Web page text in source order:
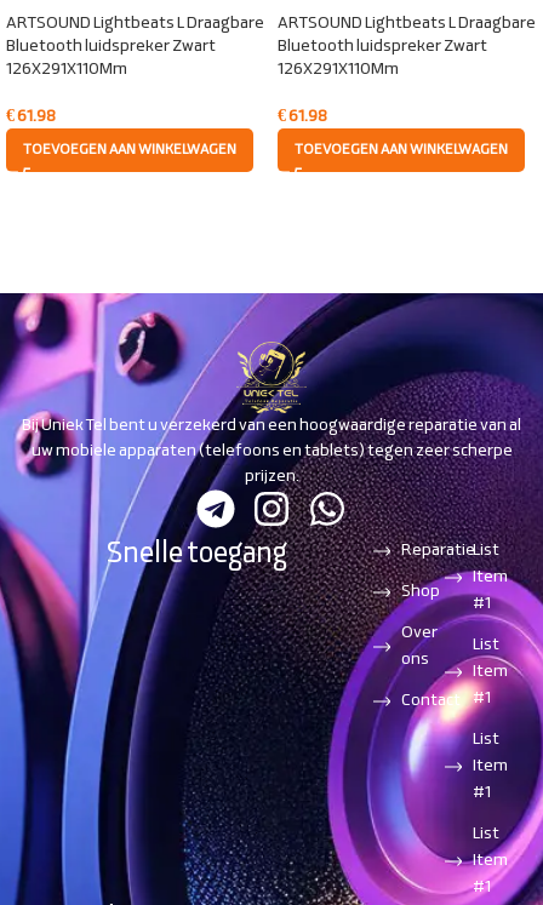
ARTSOUND Lightbeats L Draagbare
Bluetooth luidspreker Zwart
126X291X110Mm
€61.98
TOEVOEGEN AAN WINKELWAGEN
ARTSOUND Lightbeats L Draagbare
Bluetooth luidspreker Zwart
126X291X110Mm
€61.98
TOEVOEGEN AAN WINKELWAGEN
Bij Uniek Tel bent u verzekerd van een hoogwaardige reparatie van al
uw mobiele apparaten (telefoons en tablets) tegen zeer scherpe
prijzen.
Snelle toegang
Reparatie
Shop
Over
ons
Contact
List
Item
#1
List
Item
#1
List
Item
#1
List
Item
#1